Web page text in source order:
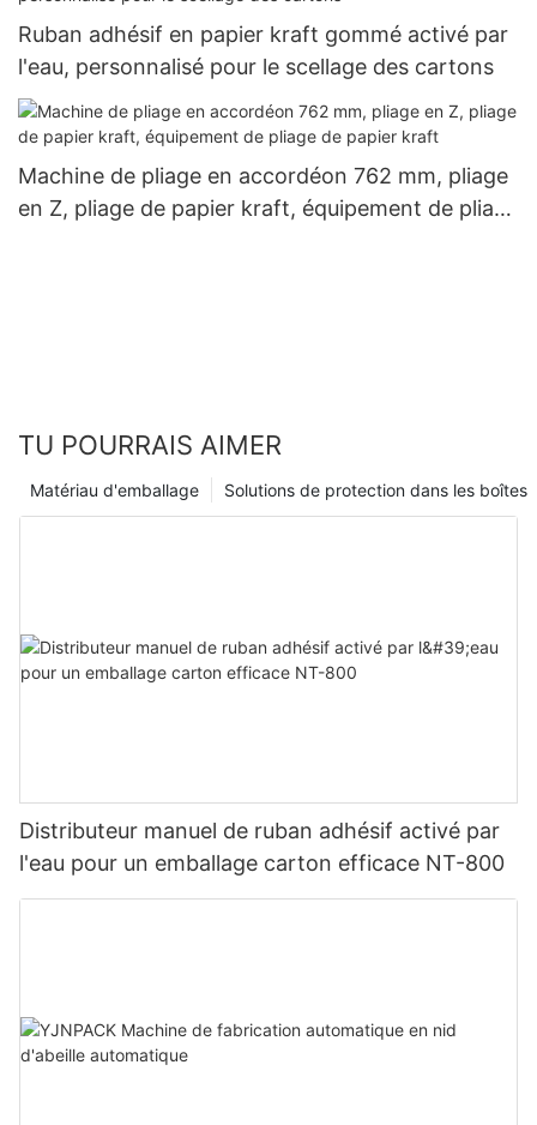
Ruban adhésif en papier kraft gommé activé par
l'eau, personnalisé pour le scellage des cartons
Machine de pliage en accordéon 762 mm, pliage
en Z, pliage de papier kraft, équipement de pliage
TU POURRAIS AIMER
Solutions de protection dans les boîtes
Matériau d'emballage
Distributeur manuel de ruban adhésif activé par
l'eau pour un emballage carton efficace NT-800